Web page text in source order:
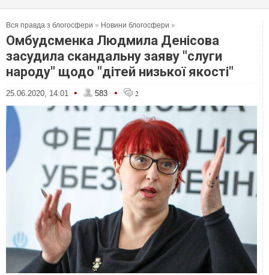
Вся правда з блогосфери » Новини блогосфери »
Омбудсменка Людмила Денісова
засудила скандальну заяву "слуги
народу" щодо "дітей низької якості"
25.06.2020, 14:01 • 583 • 2